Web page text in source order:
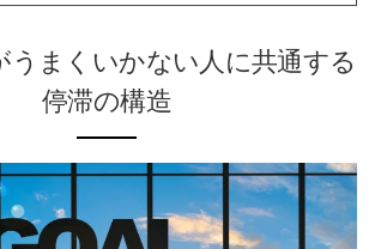
うまくいかない人に共通する
停滞の構造